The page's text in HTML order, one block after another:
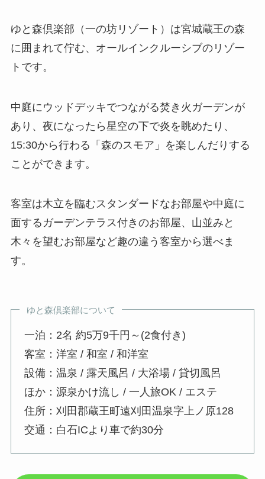
ゆと森倶楽部（一の坊リゾート）は宮城蔵王の森
に囲まれて佇む、オールインクルーシブのリゾー
トです。
中庭にウッドデッキでつながる焚き火ガーデンが
あり、夜になったら星空の下で炎を眺めたり、
15:30から行わる「森のスモア」を楽しんだりする
ことができます。
客室は木立を臨むスタンダードなお部屋や中庭に
面するガーデンテラス付きのお部屋、山並みと
木々を望むお部屋など趣の違う客室から選べま
す。
ゆと森倶楽部について
一泊：2名 約5万9千円～(2食付き)
客室：洋室 / 和室 / 和洋室
設備：温泉 / 露天風呂 / 大浴場 / 貸切風呂
ほか：源泉かけ流し / 一人旅OK / エステ
住所：刈田郡蔵王町遠刈田温泉字上ノ原128
交通：白石ICより車で約30分